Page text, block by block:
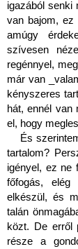
igazából senki
van bajom, ez
amúgy
szívesen
regénnyel,
már van
kényszeres
hát, ennél van
el, hogy
És
tartalom?
igényel, ez ne
főfogás,
elkészül, és
talán
közt. De erről
része a